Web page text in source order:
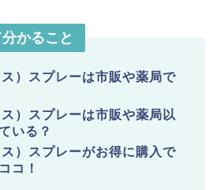
かること
）スプレーは市販や薬局で
）スプレーは市販や薬局以
いる？
）スプレーがお得に購入で
コ！